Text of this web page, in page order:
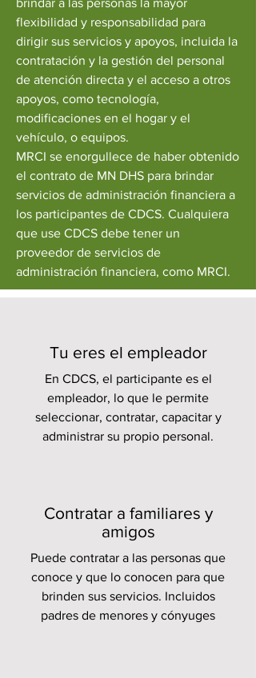
brindar a las personas la mayor
flexibilidad y responsabilidad para
dirigir sus servicios y apoyos, incluida la
contratación y la gestión del personal
de atención directa y el acceso a otros
apoyos, como tecnología,
modificaciones en el hogar y el
vehículo, o equipos.
MRCI se enorgullece de haber obtenido
el contrato de MN DHS para brindar
servicios de administración financiera a
los participantes de CDCS. Cualquiera
que use CDCS debe tener un
proveedor de servicios de
administración financiera, como MRCI.
Tu eres el empleador
En CDCS, el participante es el
empleador, lo que le permite
seleccionar, contratar, capacitar y
administrar su propio personal.
Contratar a familiares y
amigos
Puede contratar a las personas que
conoce y que lo conocen para que
brinden sus servicios. Incluidos
padres de menores y cónyuges